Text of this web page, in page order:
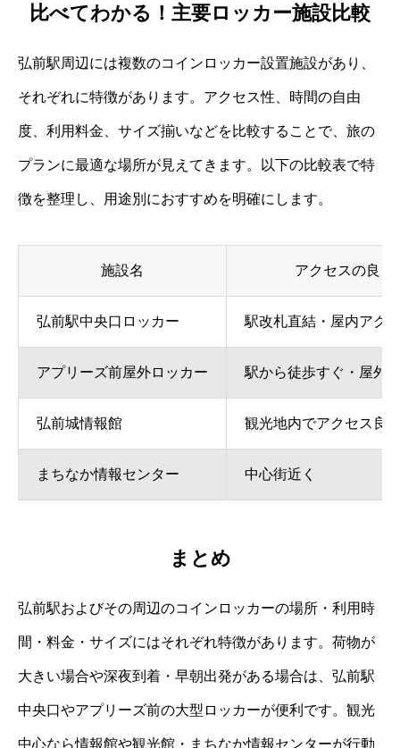
比べてわかる！主要ロッカー施設比較
弘前駅周辺には複数のコインロッカー設置施設があり、
それぞれに特徴があります。アクセス性、時間の自由
度、利用料金、サイズ揃いなどを比較することで、旅の
プランに最適な場所が見えてきます。以下の比較表で特
徴を整理し、用途別におすすめを明確にします。
施設名 アクセスの良さ
弘前駅中央口ロッカー 駅改札直結・屋内アク
アプリーズ前屋外ロッカー 駅から徒歩すぐ・屋外
弘前城情報館 観光地内でアクセス良
まちなか情報センター 中心街近く
まとめ
弘前駅およびその周辺のコインロッカーの場所・利用時
間・料金・サイズにはそれぞれ特徴があります。荷物が
大きい場合や深夜到着・早朝出発がある場合は、弘前駅
中央口やアプリーズ前の大型ロッカーが便利です。観光
中心なら情報館や観光館・まちなか情報センターが行動